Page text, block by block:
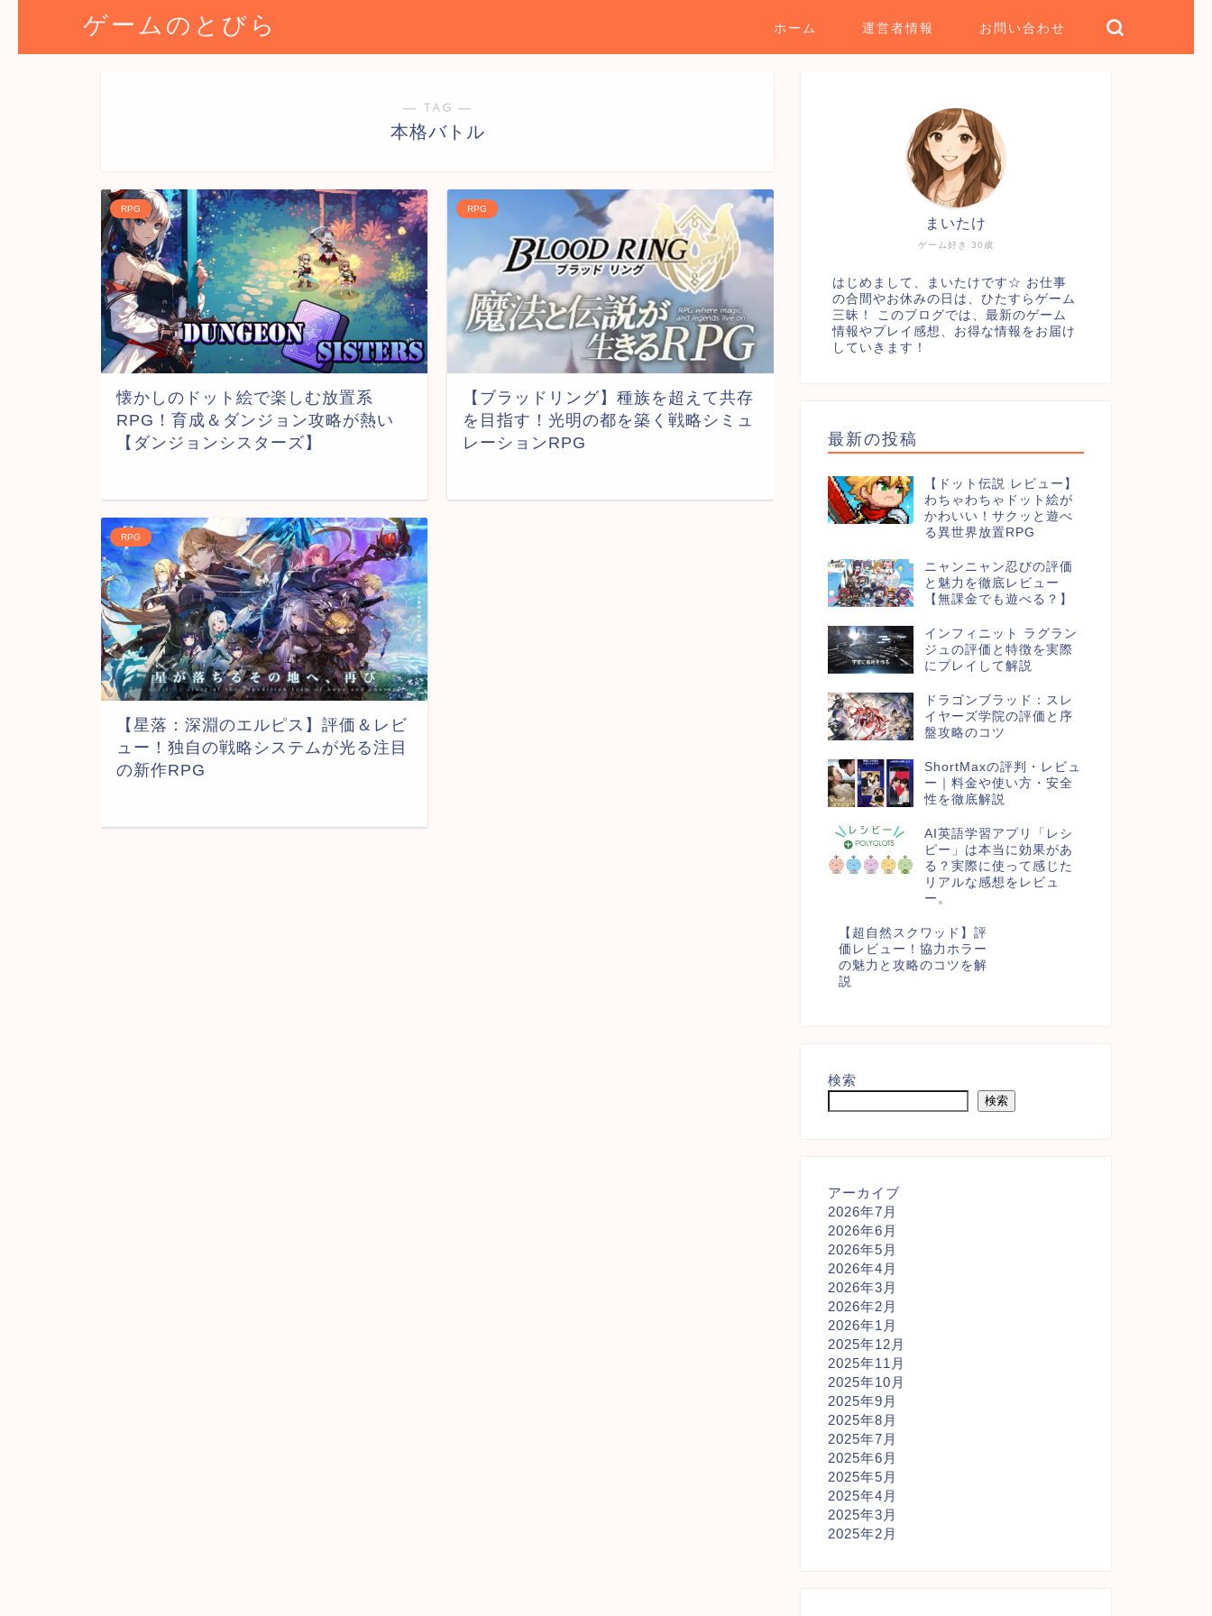
ゲームのとびら ホーム 運営者情報 お問い合わせ
― TAG ―
本格バトル
RPG
懐かしのドット絵で楽しむ放置系
RPG！育成＆ダンジョン攻略が熱い
【ダンジョンシスターズ】
RPG
【ブラッドリング】種族を超えて共存
を目指す！光明の都を築く戦略シミュ
レーションRPG
RPG
【星落：深淵のエルピス】評価＆レビ
ュー！独自の戦略システムが光る注目
の新作RPG
ゲーム好き 30歳
まいたけ
はじめまして、まいたけです☆ お仕事
の合間やお休みの日は、ひたすらゲーム
三昧！ このブログでは、最新のゲーム
情報やプレイ感想、お得な情報をお届け
していきます！
最新の投稿
【ドット伝説 レビュー】
わちゃわちゃドット絵が
かわいい！サクッと遊べ
る異世界放置RPG
ニャンニャン忍びの評価
と魅力を徹底レビュー
【無課金でも遊べる？】
インフィニット ラグラン
ジュの評価と特徴を実際
にプレイして解説
ドラゴンブラッド：スレ
イヤーズ学院の評価と序
盤攻略のコツ
ShortMaxの評判・レビュ
ー｜料金や使い方・安全
性を徹底解説
AI英語学習アプリ「レシ
ピー」は本当に効果があ
る？実際に使って感じた
リアルな感想をレビュ
ー。
【超自然スクワッド】評
価レビュー！協力ホラー
の魅力と攻略のコツを解
説
検索
検索
アーカイブ
2026年7月
2026年6月
2026年5月
2026年4月
2026年3月
2026年2月
2026年1月
2025年12月
2025年11月
2025年10月
2025年9月
2025年8月
2025年7月
2025年6月
2025年5月
2025年4月
2025年3月
2025年2月